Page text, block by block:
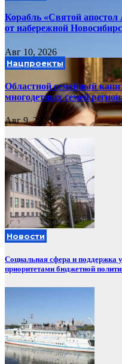
Корабль «Святой
от набережной
Авг 10, 2026
Нацпроекты
Областной семейный
многодетных семей
Авг 9, 2026
Новости
Социальная сфера и поддержка
приоритетами бюджетной